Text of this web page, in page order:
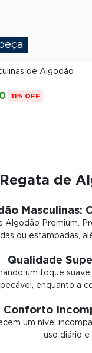
de Algodão
11% OFF
Regata de
Masculinas:
Premium.
ou estampadas,
Qualidade
um toque
enquanto a
Conforto
um nível
uso diário e